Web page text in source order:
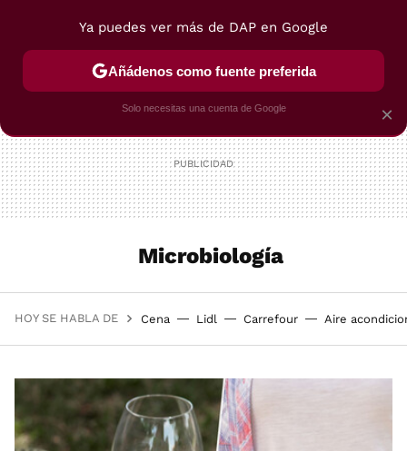
POSTRES VIAJES SELECCIÓN VEGUI
Microbiología
HOY SE HABLA DE Cena Lidl Carrefour Aire
×
Ya puedes ver más de DAP en Google
Añádenos como fuente preferida
Solo necesitas una cuenta de Google